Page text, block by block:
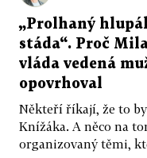
„Prolhaný
stáda“. Proč
vláda vedená
opovrhoval
Někteří říkají, že to
Knížáka. A něco na
organizovaný těmi,